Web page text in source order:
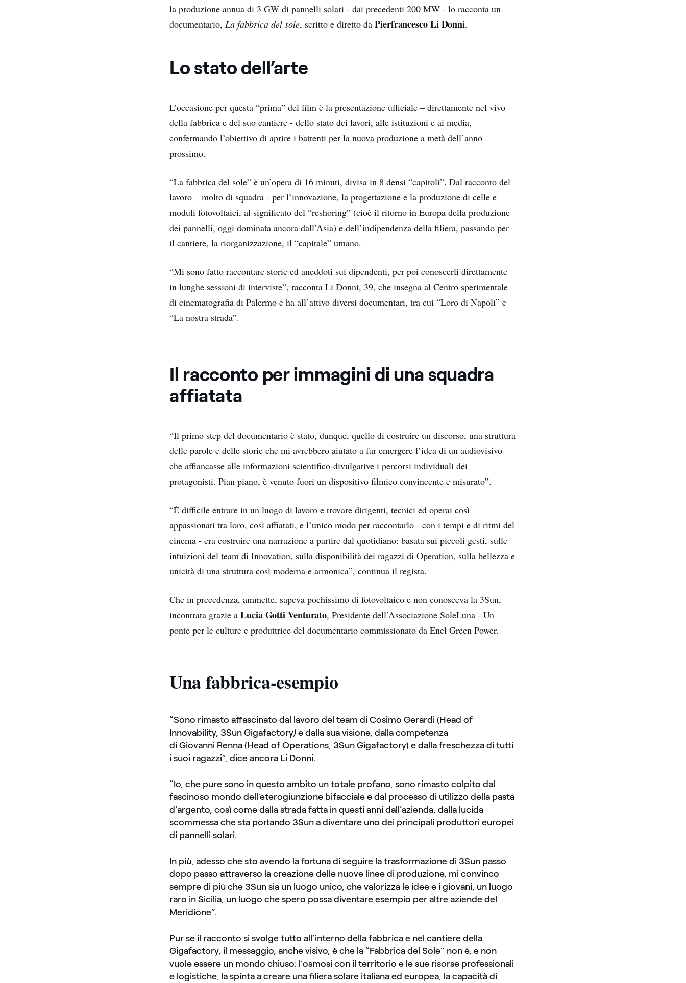
la produzione annua di 3 GW di pannelli solari - dai precedenti 200 MW - lo racconta un
documentario, La fabbrica del sole, scritto e diretto daPierfrancesco Li Donni.
Lo stato dell’arte
L’occasione per questa “prima” del film è la presentazione ufficiale – direttamente nel vivo
della fabbrica e del suo cantiere - dello stato dei lavori, alle istituzioni e ai media,
confermando l’obiettivo di aprire i battenti per la nuova produzione a metà dell’anno
prossimo.
“La fabbrica del sole” è un’opera di 16 minuti, divisa in 8 densi “capitoli”. Dal racconto del
lavoro – molto di squadra - per l’innovazione, la progettazione e la produzione di celle e
moduli fotovoltaici, al significato del “reshoring” (cioè il ritorno in Europa della produzione
dei pannelli, oggi dominata ancora dall’Asia) e dell’indipendenza della filiera, passando per
il cantiere, la riorganizzazione, il “capitale” umano.
“Mi sono fatto raccontare storie ed aneddoti sui dipendenti, per poi conoscerli direttamente
in lunghe sessioni di interviste”, racconta Li Donni, 39, che insegna al Centro sperimentale
di cinematografia di Palermo e ha all’attivo diversi documentari, tra cui “Loro di Napoli” e
“La nostra strada”.
Il racconto per immagini di una squadra
affiatata
“Il primo step del documentario è stato, dunque, quello di costruire un discorso, una struttura
delle parole e delle storie che mi avrebbero aiutato a far emergere l’idea di un audiovisivo
che affiancasse alle informazioni scientifico-divulgative i percorsi individuali dei
protagonisti. Pian piano, è venuto fuori un dispositivo filmico convincente e misurato”.
“È difficile entrare in un luogo di lavoro e trovare dirigenti, tecnici ed operai così
appassionati tra loro, così affiatati, e l’unico modo per raccontarlo - con i tempi e di ritmi del
cinema - era costruire una narrazione a partire dal quotidiano: basata sui piccoli gesti, sulle
intuizioni del team di Innovation, sulla disponibilità dei ragazzi di Operation, sulla bellezza e
unicità di una struttura così moderna e armonica”, continua il regista.
Che in precedenza, ammette, sapeva pochissimo di fotovoltaico e non conosceva la 3Sun,
incontrata grazie aLucia Gotti Venturato, Presidente dell’Associazione SoleLuna - Un
ponte per le culture e produttrice del documentario commissionato da Enel Green Power.
Una fabbrica-esempio
“Sono rimasto affascinato dal lavoro del team di Cosimo Gerardi (Head of
Innovability, 3Sun Gigafactory)e dalla sua visione, dalla competenza
di Giovanni Renna (Head of Operations, 3Sun Gigafactory) e dalla freschezza di tutti
i suoi ragazzi”, dice ancora Li Donni.
“Io, che pure sono in questo ambito un totale profano, sono rimasto colpito dal
fascinoso mondo dell’eterogiunzione bifacciale e dal processo di utilizzo della pasta
d’argento, così come dalla strada fatta in questi anni dall’azienda, dalla lucida
scommessa che sta portando 3Sun a diventare uno dei principali produttori europei
di pannelli solari.
In più, adesso che sto avendo la fortuna di seguire la trasformazione di 3Sun passo
dopo passo attraverso la creazione delle nuove linee di produzione, mi convinco
sempre di più che 3Sun sia un luogo unico, che valorizza le idee e i giovani, un luogo
raro in Sicilia, un luogo che spero possa diventare esempio per altre aziende del
Meridione”.
Pur se il racconto si svolge tutto all’interno della fabbrica e nel cantiere della
Gigafactory, il messaggio, anche visivo, è che la “Fabbrica del Sole” non è, e non
vuole essere un mondo chiuso: l’osmosi con il territorio e le sue risorse professionali
e logistiche, la spinta a creare una filiera solare italiana ed europea, la capacità di